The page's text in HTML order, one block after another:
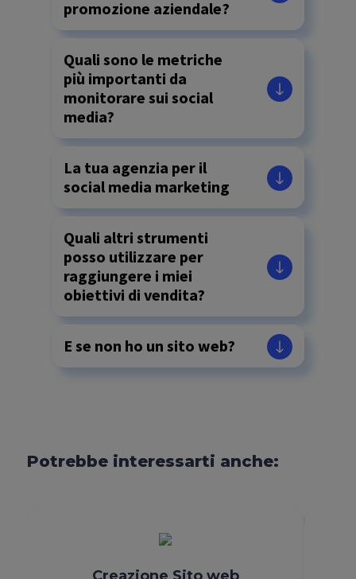
promozione aziendale?
Quali sono le metriche
più importanti da
monitorare sui social
media?
La tua agenzia per il
social media marketing
Quali altri strumenti
posso utilizzare per
raggiungere i miei
obiettivi di vendita?
E se non ho un sito web?
Potrebbe interessarti anche: